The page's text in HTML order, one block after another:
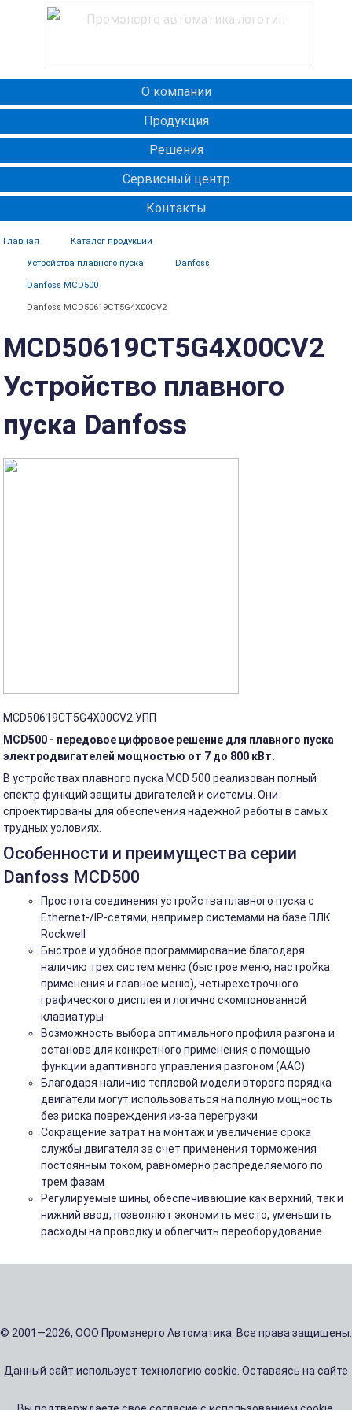
О компании
Продукция
Решения
Сервисный центр
Контакты
Главная Каталог продукции
Устройства плавного пуска Danfoss
Danfoss MCD500
Danfoss MCD50619CT5G4X00CV2
MCD50619CT5G4X00CV2
Устройство плавного
пуска Danfoss
MCD50619CT5G4X00CV2 УПП
MCD500 - передовое цифровое решение для плавного пуска
электродвигателей мощностью от 7 до 800 кВт.
В устройствах плавного пуска MCD 500 реализован полный
спектр функций защиты двигателей и системы. Они
спроектированы для обеспечения надежной работы в самых
трудных условиях.
Особенности и преимущества серии
Danfoss MCD500
Простота соединения устройства плавного пуска с
Ethernet-/IP-сетями, например системами на базе ПЛК
Rockwell
Быстрое и удобное программирование благодаря
наличию трех систем меню (быстрое меню, настройка
применения и главное меню), четырехстрочного
графического дисплея и логично скомпонованной
клавиатуры
Возможность выбора оптимального профиля разгона и
останова для конкретного применения с помощью
функции адаптивного управления разгоном (AAC)
Благодаря наличию тепловой модели второго порядка
двигатели могут использоваться на полную мощность
без риска повреждения из-за перегрузки
Сокращение затрат на монтаж и увеличение срока
службы двигателя за счет применения торможения
постоянным током, равномерно распределяемого по
трем фазам
Регулируемые шины, обеспечивающие как верхний, так и
нижний ввод, позволяют экономить место, уменьшить
расходы на проводку и облегчить переоборудование
© 2001—2026, ООО Промэнерго Автоматика. Все права защищены.
Данный сайт использует технологию cookie. Оставаясь на сайте